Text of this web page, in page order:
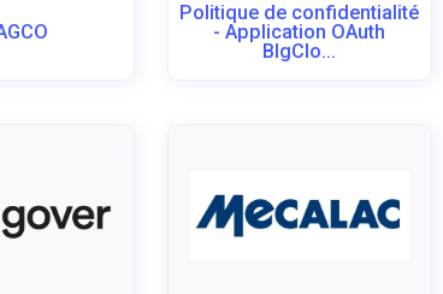
Politique de confidentialité
- Application OAuth
BlgClo...